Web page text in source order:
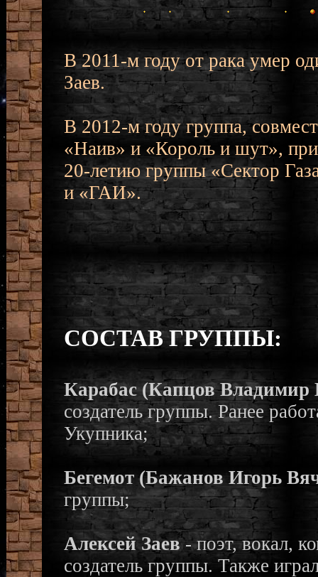
В 2011-м году от рака умер
Заев.
В 2012-м году группа,
«Наив» и «Король и шут»,
20-летию группы «Сектор
и «ГАИ».
СОСТАВ ГРУППЫ:
Карабас (Капцов Владимир
создатель группы. Ранее
Укупника;
Бегемот (Бажанов Игорь
группы;
Алексей Заев- поэт, вокал,
создатель группы. Также